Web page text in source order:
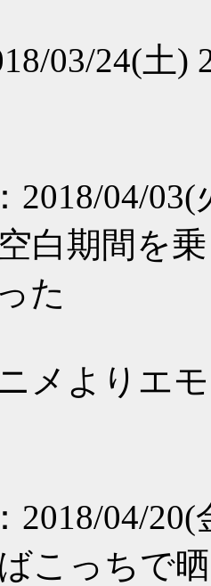
03/24(土)
2018/04/03(
白期間を
た
メよりエ
2018/04/20(
こっちで